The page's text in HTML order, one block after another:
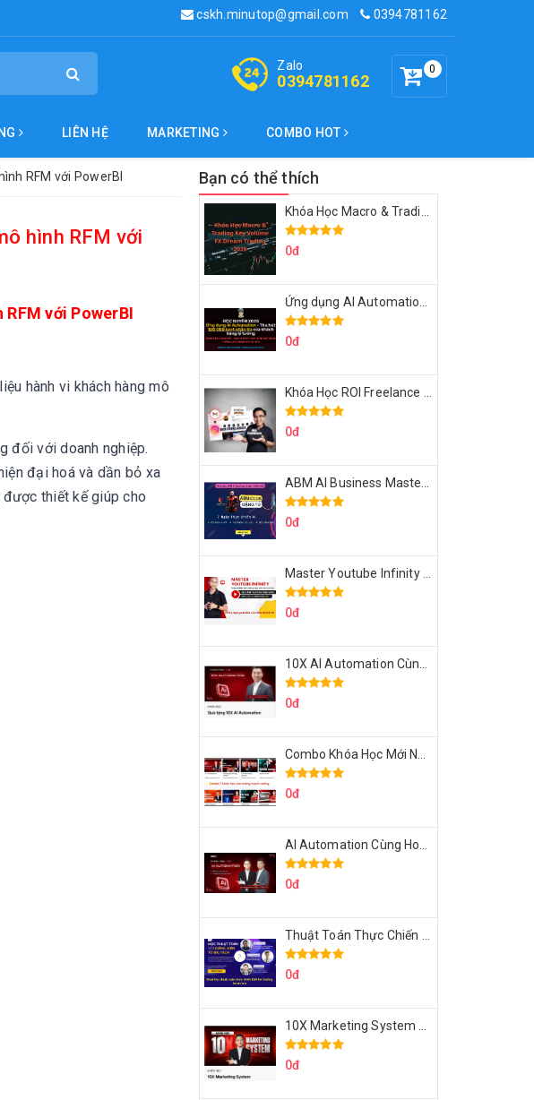
cskh.minutop@gmail.com 0394781162
0
Zalo
0394781162
LIÊN HỆ MARKETING COMBO HOT
RFM với PowerBI
hình RFM với
với PowerBI
hành vi khách hàng mô
đối với doanh nghiệp.
đại hoá và dần bỏ xa
được thiết kế giúp cho
Bạn có thể thích
0đ
0đ
0đ
0đ
0đ
0đ
0đ
0đ
0đ
0đ